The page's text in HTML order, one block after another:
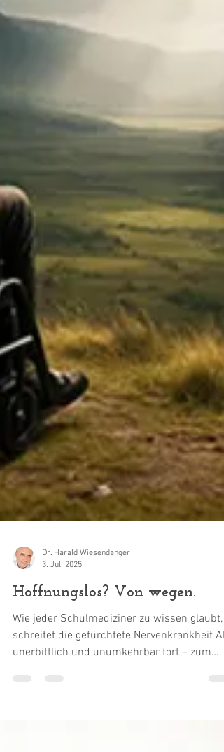
Dr. Harald Wiesendanger
3. Juli 2025
Hoffnungslos? Von wegen.
Wie jeder Schulmediziner zu wissen glaubt,